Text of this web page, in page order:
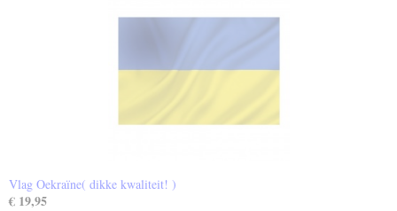
Vlag Oekraïne( dikke kwaliteit! )
€ 19,95